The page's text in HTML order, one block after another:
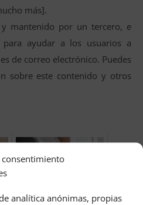
consentimiento
analítica anónimas, propias
más].
y mantenido por un tercero, e
ayudar a los usuarios a
de correo electrónico. Puedes
sobre este contenido y otros